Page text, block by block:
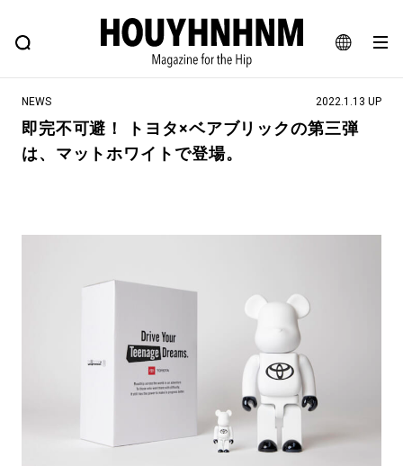
JA
EN
FEATURE BLOG SNAP
ヒップなファッション、カルチャー、ライフスタイルWEBマガジン
#路地裏てぃーん。
#フイナムのYouTube
#Commune H #FOCUS IT #AH.H
#FASHION #MUSIC #MOVIE
#OUTDOOR
#HANDSOME HANDBOOK
NEWS 2022.1.13 UP
即完不可避！ トヨタ×ベアブリックの第三弾
は、マットホワイトで登場。